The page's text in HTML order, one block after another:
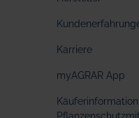
Karriere
myAGRAR App